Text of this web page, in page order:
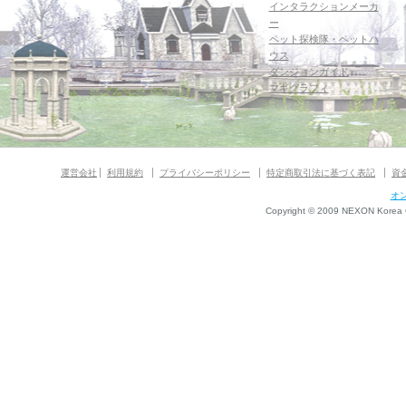
インタラクションメーカ
ー
ペット探検隊・ペットハ
ウス
ダンジョンガイド
マギグラフィ
運営会社 利用規約 プライバシーポリシー 特定商取引法に基づく表記 資
オ
Copyright © 2009 NEXON Korea